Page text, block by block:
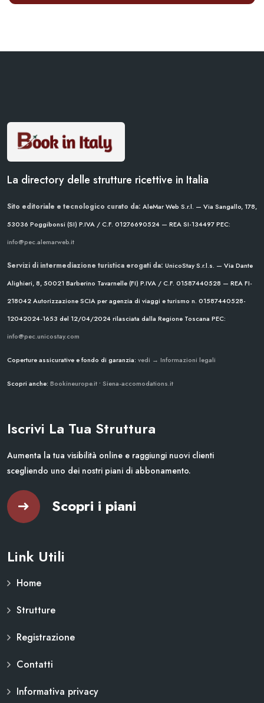
La directory delle strutture ricettive in Italia
Sito editoriale e tecnologico curato da: AleMar Web S.r.l. — Via Sangallo, 178,
53036 Poggibonsi (SI) P.IVA / C.F. 01276690524 — REA SI-134497PEC:
info@pec.alemarweb.it
Servizi di intermediazione turistica erogati da: UnicoStay S.r.l.s. — Via Dante
Alighieri, 8, 50021 Barberino Tavarnelle (FI) P.IVA / C.F. 01587440528 — REA FI-
218042Autorizzazione SCIA per agenzia di viaggi e turismo n. 01587440528-
12042024-1653 del 12/04/2024rilasciata dalla Regione Toscana PEC:
info@pec.unicostay.com
Coperture assicurative e fondo di garanzia: vedi → Informazioni legali
Scopri anche: Bookineurope.it • Siena-accomodations.it
Iscrivi La Tua Struttura
Aumenta la tua visibilità online e raggiungi nuovi clienti
scegliendo uno dei nostri piani di abbonamento.
Scopri i piani
Link Utili
Home
Strutture
Registrazione
Contatti
Informativa privacy